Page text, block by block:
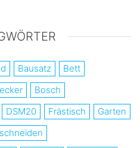
Bausatz
Bett
Bosch
DSM20 Frästisch
Garten